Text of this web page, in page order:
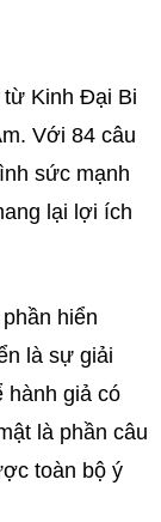
Kinh Đại Bi
Với 84 câu
sức mạnh
lại lợi ích
hiển
là sự giải
hành giả có
là phần câu
toàn bộ ý